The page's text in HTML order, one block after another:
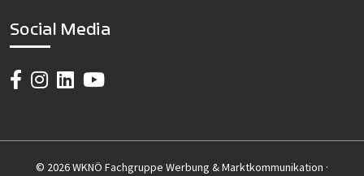
Social Media
© 2026 WKNÖ Fachgruppe Werbung & Marktkommunikation ·